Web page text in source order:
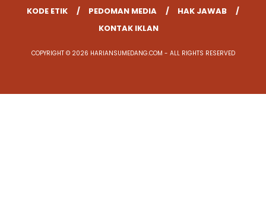
KODE ETIK
PEDOMAN MEDIA
HAK JAWAB
KONTAK IKLAN
COPYRIGHT © 2026 HARIANSUMEDANG.COM - ALL RIGHTS RESERVED